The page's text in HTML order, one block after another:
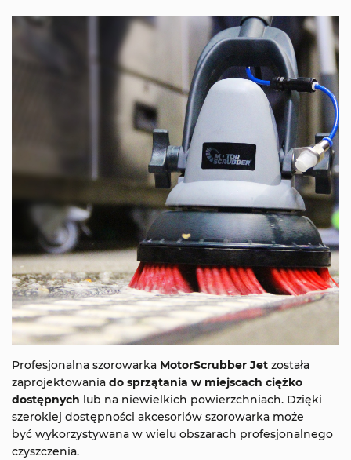
Profesjonalna szorowarka MotorScrubber Jet została
zaprojektowania do sprzątania w miejscach ciężko
dostępnych lub na niewielkich powierzchniach. Dzięki
szerokiej dostępności akcesoriów szorowarka może
być wykorzystywana w wielu obszarach profesjonalnego
czyszczenia.